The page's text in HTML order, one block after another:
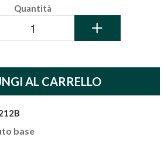
Quantità
AL CARRELLO
base